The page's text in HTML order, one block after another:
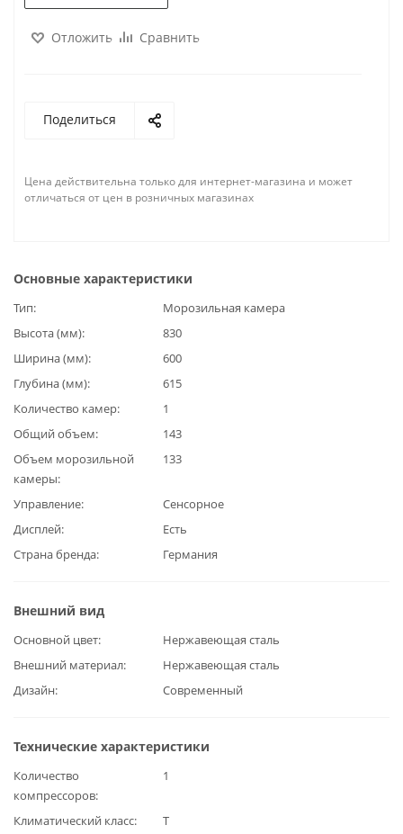
Отложить Сравнить
Поделиться
Цена действительна только для интернет-магазина и может
отличаться от цен в розничных магазинах
Основные характеристики
Тип
Морозильная камера
Высота (мм)
830
Ширина (мм)
600
Глубина (мм)
615
Количество камер
1
Общий объем
143
Объем морозильной
камеры
133
Управление
Сенсорное
Дисплей
Есть
Страна бренда
Германия
Внешний вид
Основной цвет
Нержавеющая сталь
Внешний материал
Нержавеющая сталь
Дизайн
Современный
Технические характеристики
Количество
компрессоров
1
Климатический класс T